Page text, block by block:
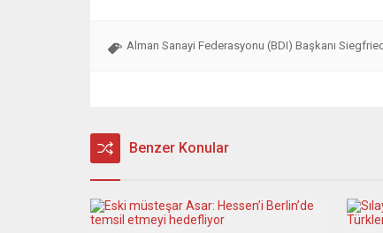
Alman Sanayi Federasyonu (BDI) Başkanı
Benzer Konular